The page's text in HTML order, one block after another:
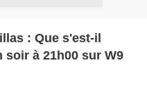
: Que s'est-il
à 21h00 sur W9